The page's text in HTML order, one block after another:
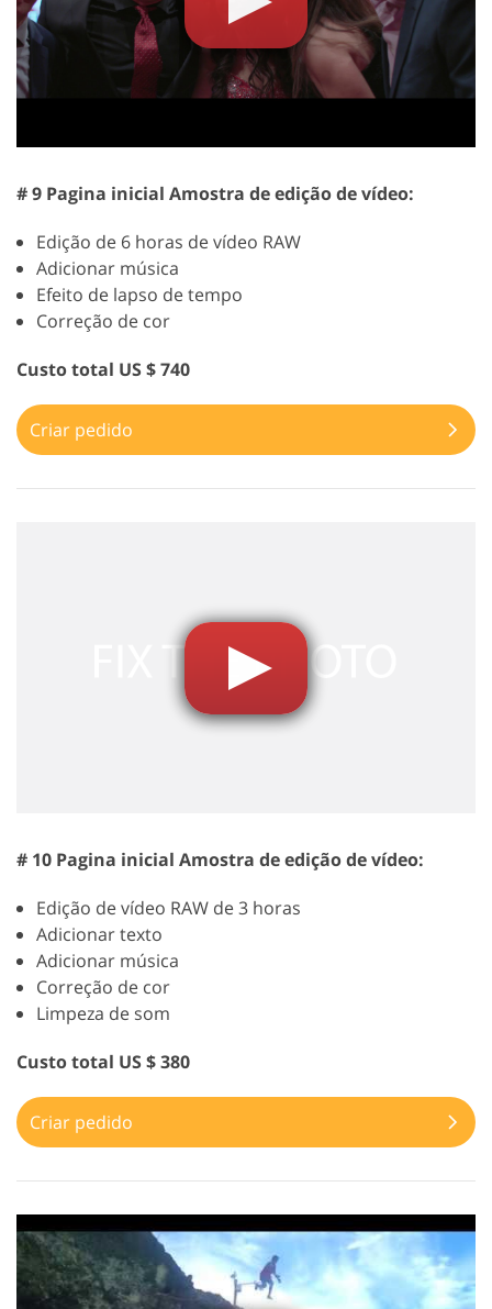
# 9 Pagina inicial Amostra de edição de vídeo:
Edição de 6 horas de vídeo RAW
Adicionar música
Efeito de lapso de tempo
Correção de cor
Custo total US $ 740
Criar pedido
# 10 Pagina inicial Amostra de edição de vídeo:
Edição de vídeo RAW de 3 horas
Adicionar texto
Adicionar música
Correção de cor
Limpeza de som
Custo total US $ 380
Criar pedido